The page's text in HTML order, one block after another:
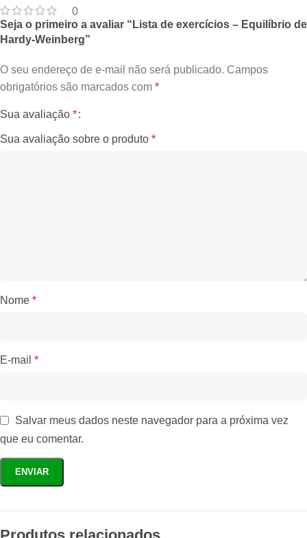
0
Seja o primeiro a avaliar “Lista de exercícios – Equilíbrio de
Hardy-Weinberg”
O seu endereço de e-mail não será publicado. Campos
obrigatórios são marcados com *
Sua avaliação *
Sua avaliação sobre o produto *
Nome *
E-mail *
Salvar meus dados neste navegador para a próxima vez
que eu comentar.